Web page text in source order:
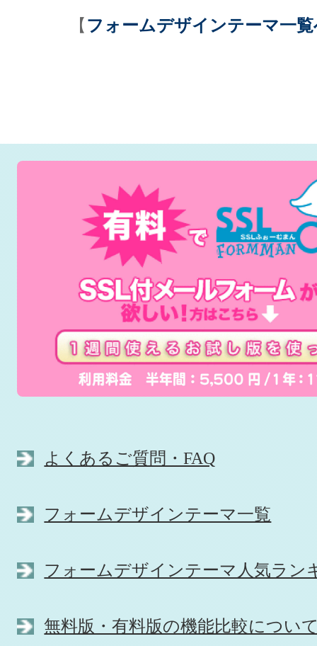
【 フォームデザインテーマ一
よくあるご質問・FAQ
フォームデザインテーマ一覧
フォームデザインテーマ人気ラン
無料版・有料版の機能比較につい